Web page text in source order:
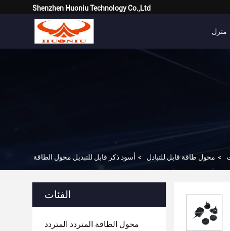
Shenzhen Huoniu Technology Co.,Ltd
منزل
> محول طاقة قابل للتبادل >
الفئات
محول الطاقة المتردد المتردد